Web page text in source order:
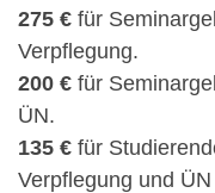
275 € für
Verpflegung.
200 € für
ÜN.
135 € für
Verpflegung und